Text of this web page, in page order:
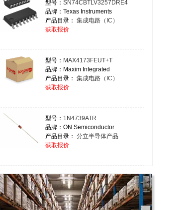
型号： SN74CBTLV3257DRE4
品牌：Texas Instruments
产品目录： 集成电路（IC）
获取报价
型号： MAX4173FEUT+T
品牌：Maxim Integrated
产品目录： 集成电路（IC）
获取报价
型号： 1N4739ATR
品牌：ON Semiconductor
产品目录： 分立半导体产品
获取报价